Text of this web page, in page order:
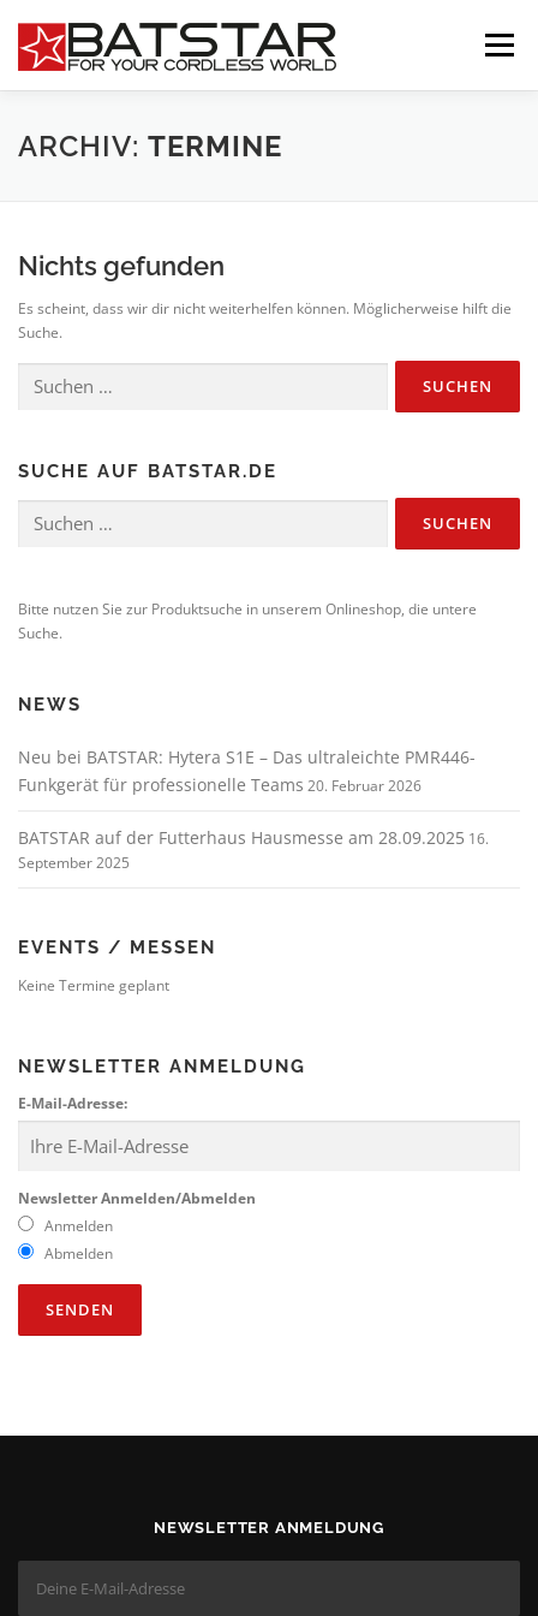
springen
Menü
PRODUKTE SERVICE / INFO
ARCHIV: TERMINE
Nichts gefunden
Es scheint, dass wir dir nicht weiterhelfen können. Möglicherweise hilft die
Suche.
nach:
SUCHE AUF BATSTAR.DE
nach:
Bitte nutzen Sie zur Produktsuche in unserem Onlineshop, die untere
Suche.
NEWS
Neu bei BATSTAR: Hytera S1E – Das ultraleichte PMR446-
Funkgerät für professionelle Teams 20. Februar 2026
BATSTAR auf der Futterhaus Hausmesse am 28.09.2025 16.
September 2025
EVENTS / MESSEN
Keine Termine geplant
NEWSLETTER ANMELDUNG
E-Mail-Adresse:
Newsletter Anmelden/Abmelden
Anmelden
Abmelden
NEWSLETTER ANMELDUNG